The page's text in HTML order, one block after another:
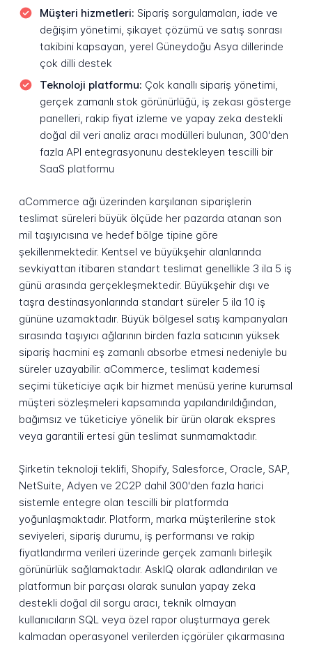
Müşteri hizmetleri: Sipariş sorgulamaları, iade ve
değişim yönetimi, şikayet çözümü ve satış sonrası
takibini kapsayan, yerel Güneydoğu Asya dillerinde
çok dilli destek
Teknoloji platformu: Çok kanallı sipariş yönetimi,
gerçek zamanlı stok görünürlüğü, iş zekası gösterge
panelleri, rakip fiyat izleme ve yapay zeka destekli
doğal dil veri analiz aracı modülleri bulunan, 300'den
fazla API entegrasyonunu destekleyen tescilli bir
SaaS platformu
aCommerce ağı üzerinden karşılanan siparişlerin
teslimat süreleri büyük ölçüde her pazarda atanan son
mil taşıyıcısına ve hedef bölge tipine göre
şekillenmektedir. Kentsel ve büyükşehir alanlarında
sevkiyattan itibaren standart teslimat genellikle 3 ila 5 iş
günü arasında gerçekleşmektedir. Büyükşehir dışı ve
taşra destinasyonlarında standart süreler 5 ila 10 iş
gününe uzamaktadır. Büyük bölgesel satış kampanyaları
sırasında taşıyıcı ağlarının birden fazla satıcının yüksek
sipariş hacmini eş zamanlı absorbe etmesi nedeniyle bu
süreler uzayabilir. aCommerce, teslimat kademesi
seçimi tüketiciye açık bir hizmet menüsü yerine kurumsal
müşteri sözleşmeleri kapsamında yapılandırıldığından,
bağımsız ve tüketiciye yönelik bir ürün olarak ekspres
veya garantili ertesi gün teslimat sunmamaktadır.
Şirketin teknoloji teklifi, Shopify, Salesforce, Oracle, SAP,
NetSuite, Adyen ve 2C2P dahil 300'den fazla harici
sistemle entegre olan tescilli bir platformda
yoğunlaşmaktadır. Platform, marka müşterilerine stok
seviyeleri, sipariş durumu, iş performansı ve rakip
fiyatlandırma verileri üzerinde gerçek zamanlı birleşik
görünürlük sağlamaktadır. AskIQ olarak adlandırılan ve
platformun bir parçası olarak sunulan yapay zeka
destekli doğal dil sorgu aracı, teknik olmayan
kullanıcıların SQL veya özel rapor oluşturmaya gerek
kalmadan operasyonel verilerden içgörüler çıkarmasına